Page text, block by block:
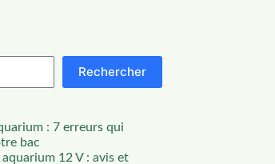
Rechercher
: 7 erreurs qui
bac
12 V : avis et